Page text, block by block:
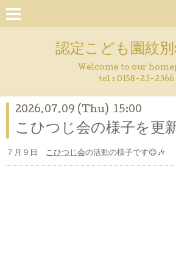
認定こども園紋
Welcome to our
tel : 0158-23-2366
2026.07.09 (Thu) 15:00
こひつじ会の様子を更
７月９日 こひつじ会の活動の様子です😊🎶